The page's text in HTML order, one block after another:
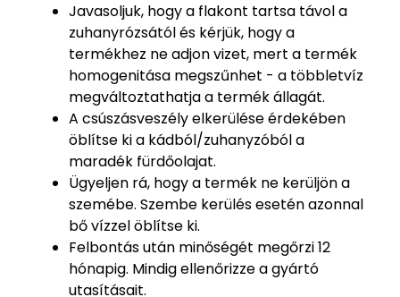
Javasoljuk, hogy a flakont tartsa távol a
zuhanyrózsától és kérjük, hogy a
termékhez ne adjon vizet, mert a termék
homogenitása megszűnhet - a többletvíz
megváltoztathatja a termék állagát.
A csúszásveszély elkerülése érdekében
öblítse ki a kádból/zuhanyzóból a
maradék fürdőolajat.
Ügyeljen rá, hogy a termék ne kerüljön a
szemébe. Szembe kerülés esetén azonnal
bő vízzel öblítse ki.
Felbontás után minőségét megőrzi 12
hónapig. Mindig ellenőrizze a gyártó
utasításait.